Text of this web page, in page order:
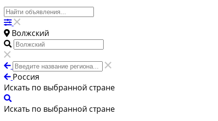
Волжский
Россия
Искать по выбранной стране
Искать по выбранной стране